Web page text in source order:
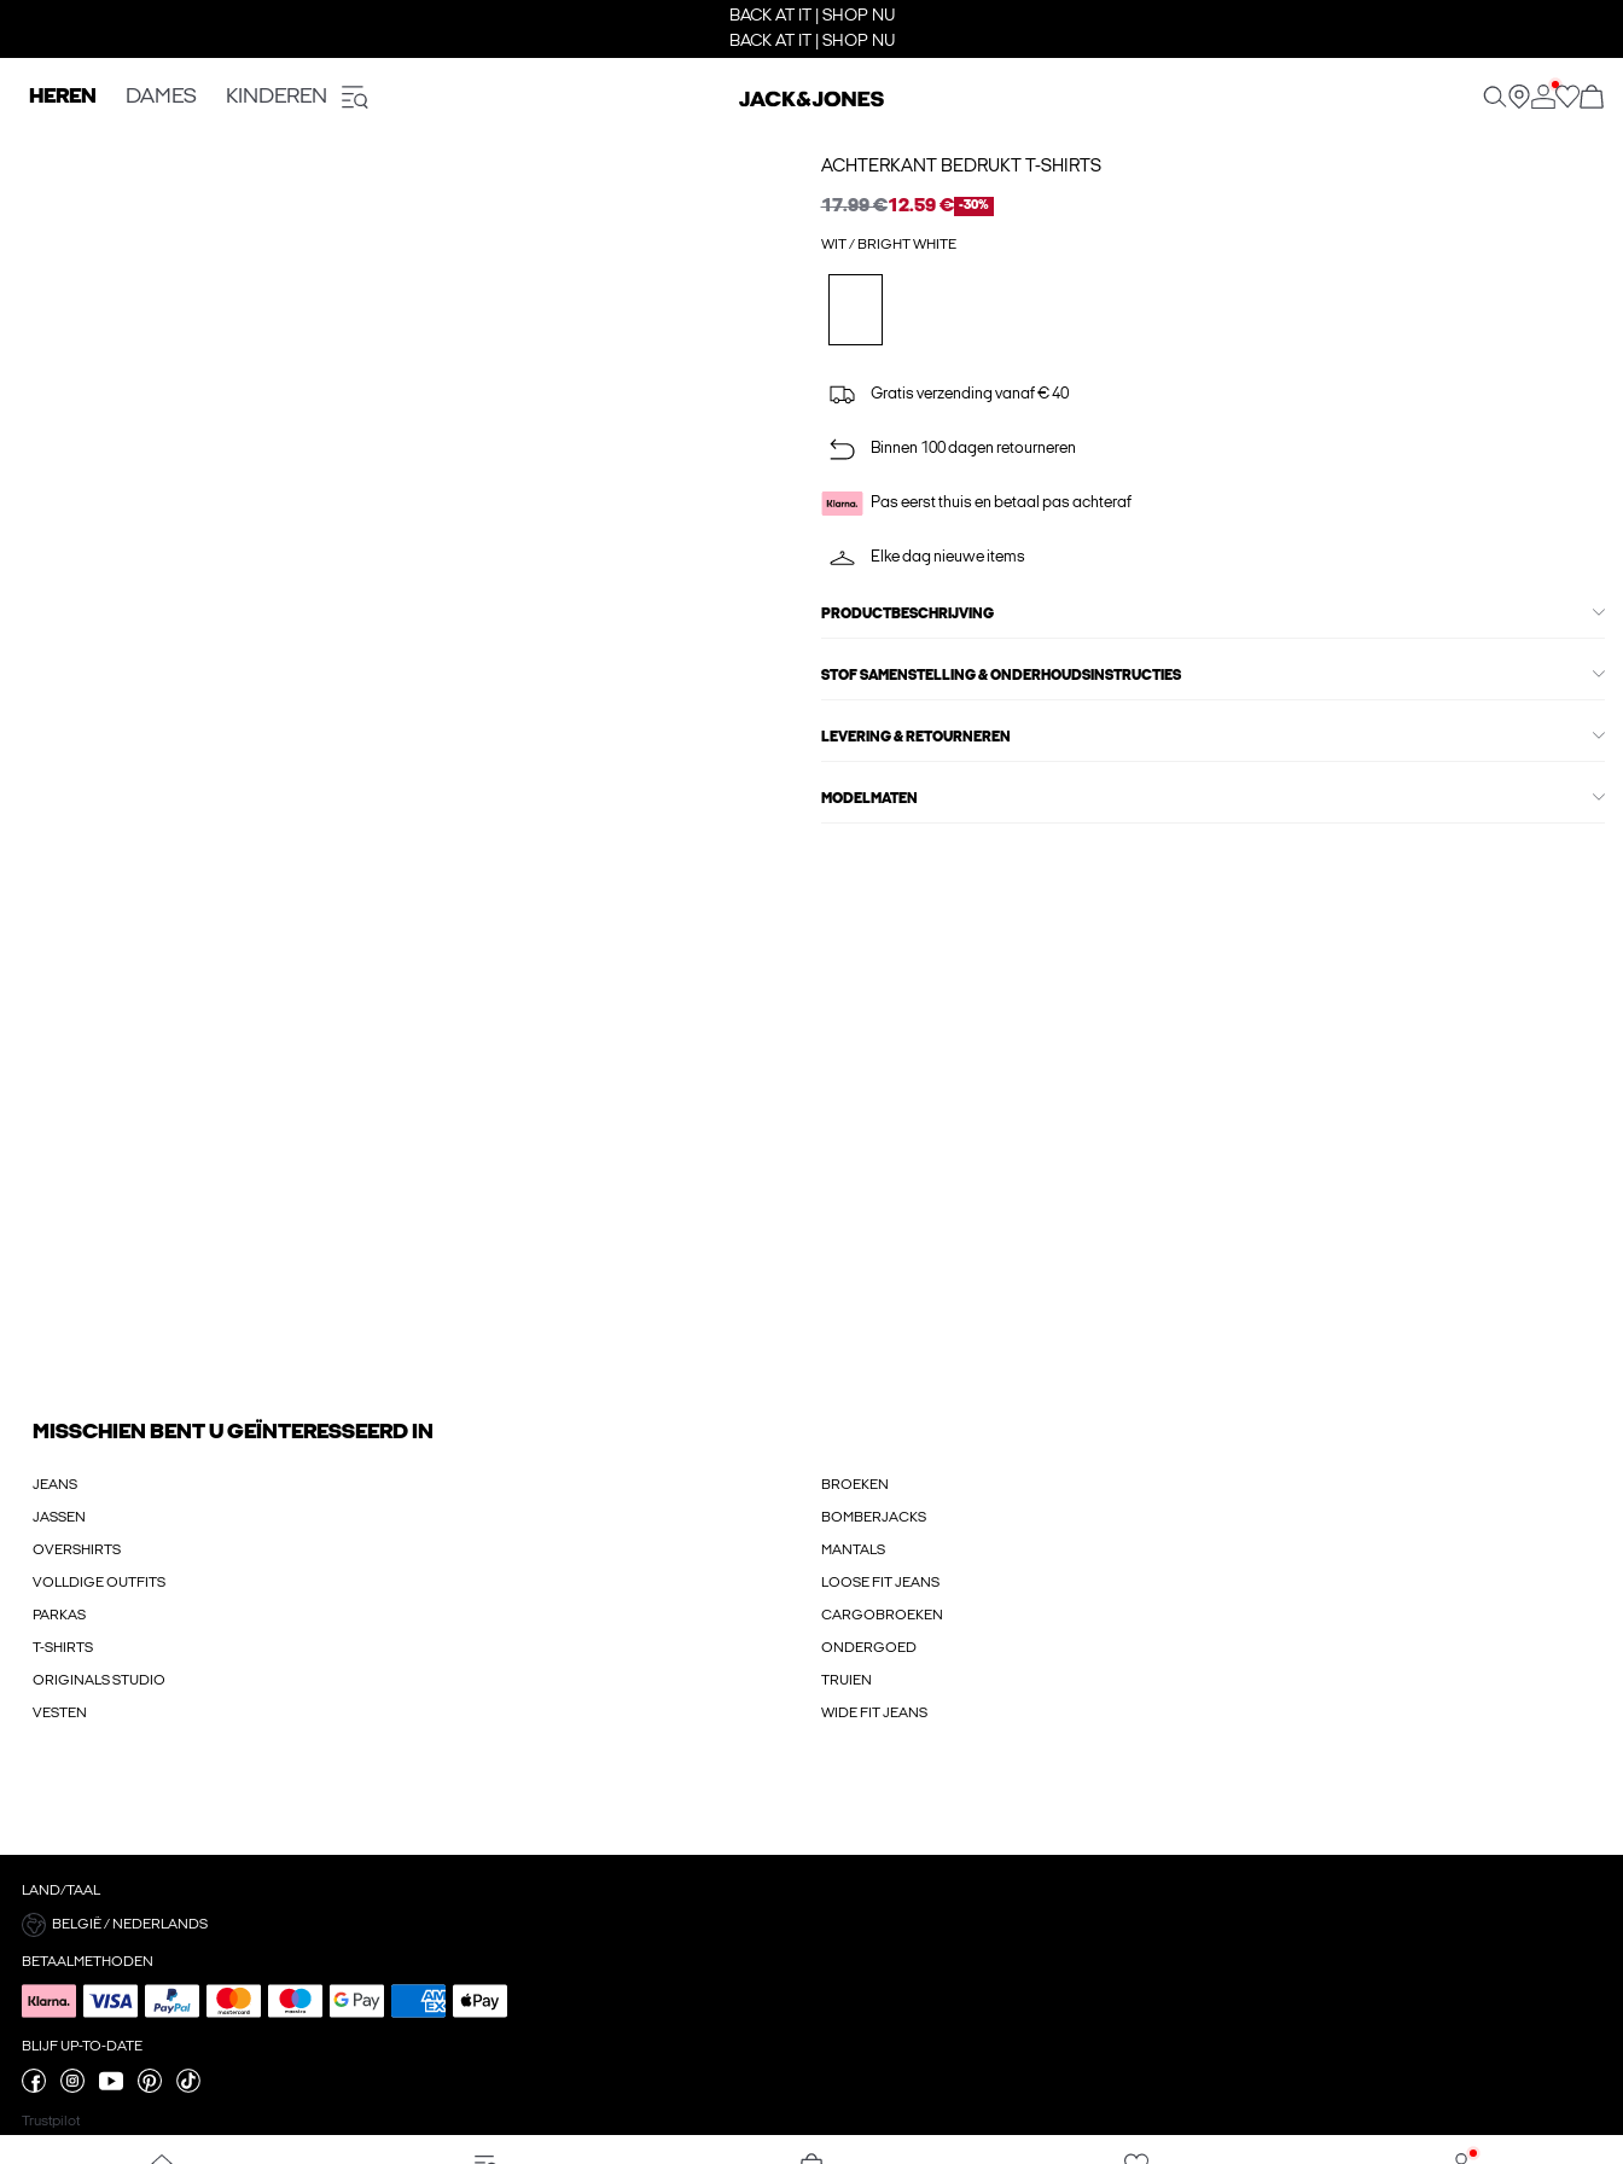
BACK AT IT | SHOP NU
BACK AT IT | SHOP NU
HEREN DAMES KINDEREN
ACHTERKANT BEDRUKT T-SHIRTS
17.99 €12.59 € -30%
WIT / BRIGHT WHITE
Gratis verzending vanaf € 40
Binnen 100 dagen retourneren
Pas eerst thuis en betaal pas achteraf
Elke dag nieuwe items
PRODUCTBESCHRIJVING
STOF SAMENSTELLING & ONDERHOUDSINSTRUCTIES
LEVERING & RETOURNEREN
MODELMATEN
MISSCHIEN BENT U GEÏNTERESSEERD IN
JEANS BROEKEN
JASSEN BOMBERJACKS
OVERSHIRTS MANTALS
VOLLDIGE OUTFITS LOOSE FIT JEANS
PARKAS CARGOBROEKEN
T-SHIRTS ONDERGOED
ORIGINALS STUDIO TRUIEN
VESTEN WIDE FIT JEANS
LAND/TAAL
BELGIË / NEDERLANDS
BETAALMETHODEN
BLIJF UP-TO-DATE
Trustpilot